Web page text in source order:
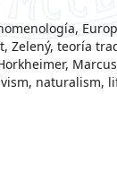
Zelený, teoría
naturalism,